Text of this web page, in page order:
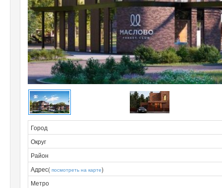
Город
Округ
Район
Адрес( посмотреть на карте)
Метро